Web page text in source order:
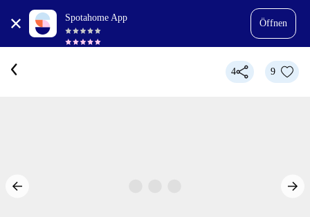
Spotahome App
Öffnen
4 9